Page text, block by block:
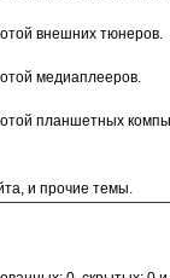
внешних тюнеров.
медиаплееров.
планшетных
и прочие темы.